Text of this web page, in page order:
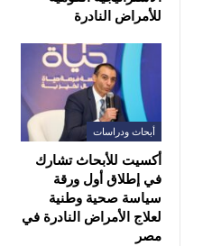
للأمراض النادرة
أبحاث ودراسات
أكسيت للأبحاث تشارك
في إطلاق أول ورقة
سياسة صحية وطنية
لعلاج الأمراض النادرة في
مصر